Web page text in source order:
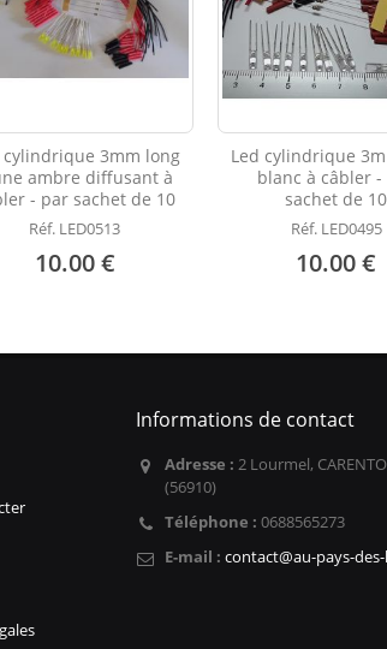
cylindrique 3mm long
ambre diffusant à
- par sachet de 10
Réf. LED0513
10.00 €
Led cylindrique
blanc à câbler
sachet de 10
Réf. LED0495
10.00 €
Informations de contact
Adresse : 2 Lourmel,
(56910)
Téléphone : 0688565273
E-mail : contact@au-pays-